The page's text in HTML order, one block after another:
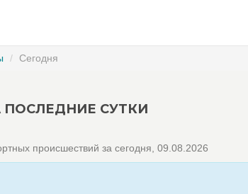
Сегодня
ПОСЛЕДНИЕ СУТКИ
происшествий за сегодня, 09.08.2026